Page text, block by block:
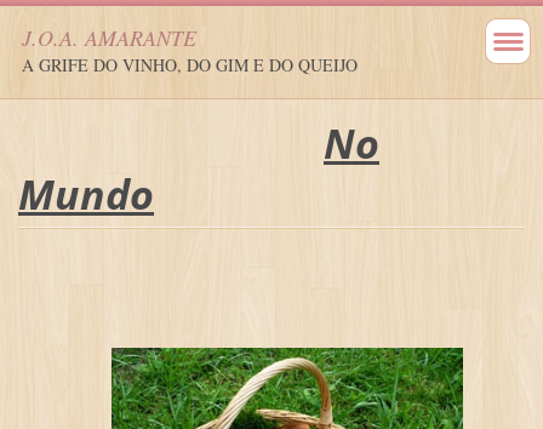
J.O.A. AMARANTE
A GRIFE DO VINHO, DO GIM E DO QUEIJO
No
Mundo